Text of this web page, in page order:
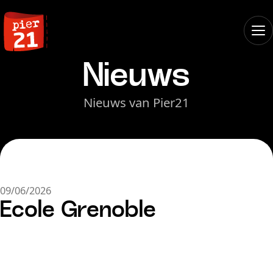
Nieuws
Nieuws van Pier21
09/06/2026
Ecole Grenoble